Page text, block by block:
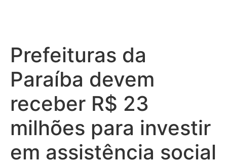
Prefeituras da
Paraíba devem
receber R$ 23
milhões para investir
em assistência social